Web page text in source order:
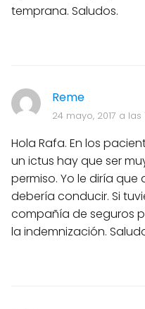
temprana. Saludos.
Reme
24 mayo, 2017 a las
Hola Rafa. En los
un ictus hay que ser
permiso. Yo le diría que
debería conducir. Si
compañía de seguros
la indemnización.